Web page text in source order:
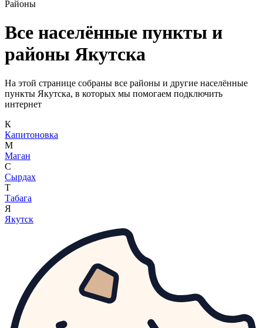
Районы
Все населённые пункты и
районы Якутска
На этой странице собраны все районы и другие населённые
пункты Якутска, в которых мы помогаем подключить
интернет
К
Капитоновка
М
Маган
С
Сырдах
Т
Табага
Я
Якутск